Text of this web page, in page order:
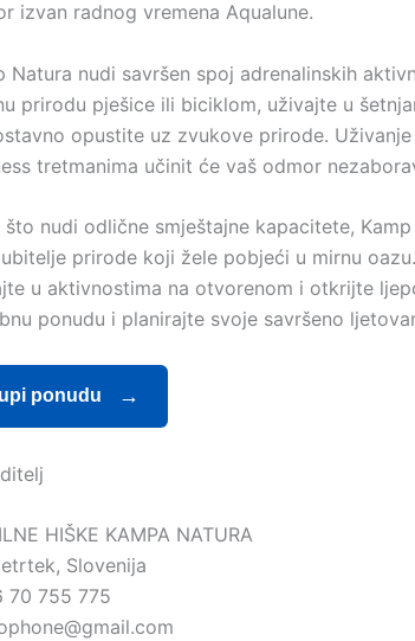
izvan radnog vremena Aqualune.
Natura nudi savršen spoj adrenalinskih
prirodu pješice ili biciklom, uživajte u
opustite uz zvukove prirode.
tretmanima učinit će vaš odmor
što nudi odlične smještajne kapacitete,
prirode koji žele pobjeći u mirnu
u aktivnostima na otvorenom i otkrijte
ponudu i planirajte svoje savršeno
ponudu
HIŠKE KAMPA NATURA
Slovenija
70 755 775